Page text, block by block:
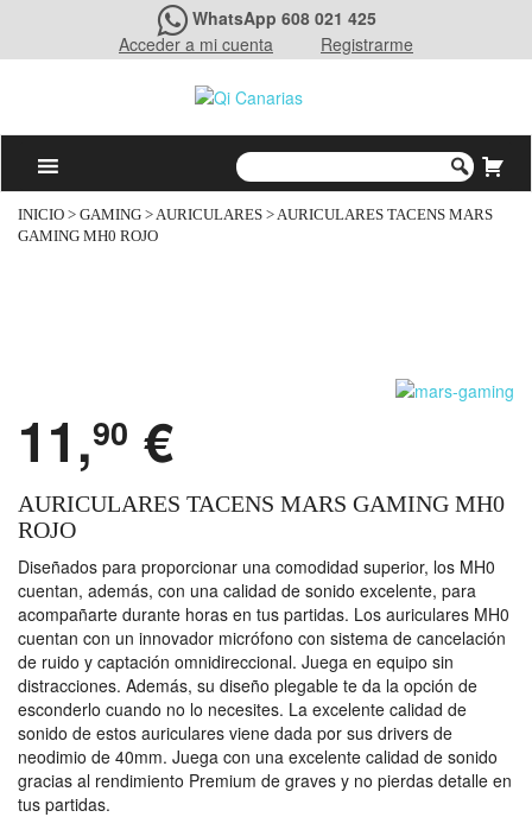
WhatsApp 608 021 425
Acceder a mi cuenta
Registrarme
INICIO > GAMING >AURICULARES > AURICULARES TACENS MARS
GAMING MH0 ROJO
11,90 €
AURICULARES TACENS MARS GAMING MH0
ROJO
Diseñados para proporcionar una comodidad superior, los MH0
cuentan, además, con una calidad de sonido excelente, para
acompañarte durante horas en tus partidas. Los auriculares MH0
cuentan con un innovador micrófono con sistema de cancelación
de ruido y captación omnidireccional. Juega en equipo sin
distracciones. Además, su diseño plegable te da la opción de
esconderlo cuando no lo necesites. La excelente calidad de
sonido de estos auriculares viene dada por sus drivers de
neodimio de 40mm. Juega con una excelente calidad de sonido
gracias al rendimiento Premium de graves y no pierdas detalle en
tus partidas.